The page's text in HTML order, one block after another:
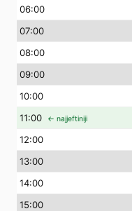
06:00
07:00
08:00
09:00
10:00
11:00 ← najjeftiniji
12:00
13:00
14:00
15:00